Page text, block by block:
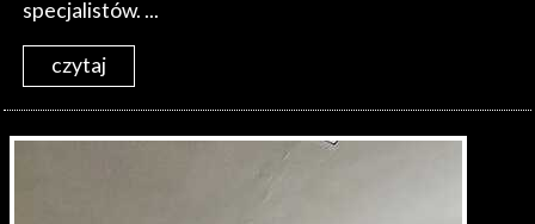
specjalistów. ...
czytaj